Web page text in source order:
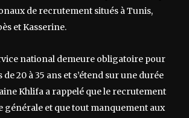
de recrutement situés à Tunis,
et Kasserine.
national demeure obligatoire pour
20 à 35 ans et s’étend sur une durée
Khlifa a rappelé que le recrutement
générale et que tout manquement aux